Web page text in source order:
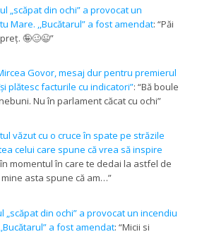
„scăpat din ochi” a provocat un
Mare. ,,Bucătarul” a fost amendat: “Păi
🤪🥴😉”
Govor, mesaj dur pentru premierul
plătesc facturile cu indicatori”: “Bă boule
Nu în parlament căcat cu ochi”
văzut cu o cruce în spate pe străzile
celui care spune că vrea să inspire
momentul în care te dedai la astfel de
asta spune că am…”
„scăpat din ochi” a provocat un incendiu
a fost amendat: “Micii si